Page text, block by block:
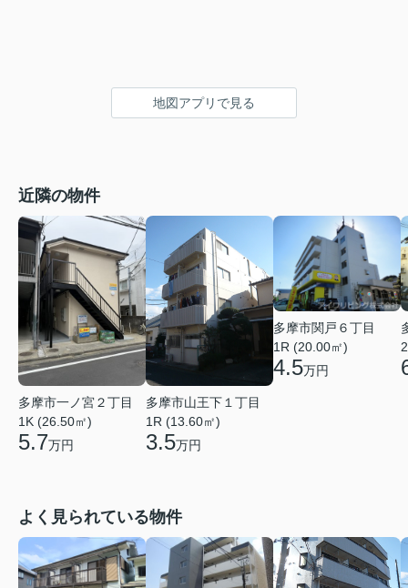
地図アプリで見る
近隣の物件
多摩市一ノ宮２丁目
1K (26.50㎡)
5.7万円
多摩市山王下１丁目
1R (13.60㎡)
3.5万円
多摩市関戸６丁目
1R (20.00㎡)
4.5万円
よく見られている物件